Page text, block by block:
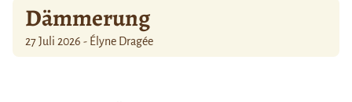
Dämmerung
27 Juli 2026 - Élyne Dragée